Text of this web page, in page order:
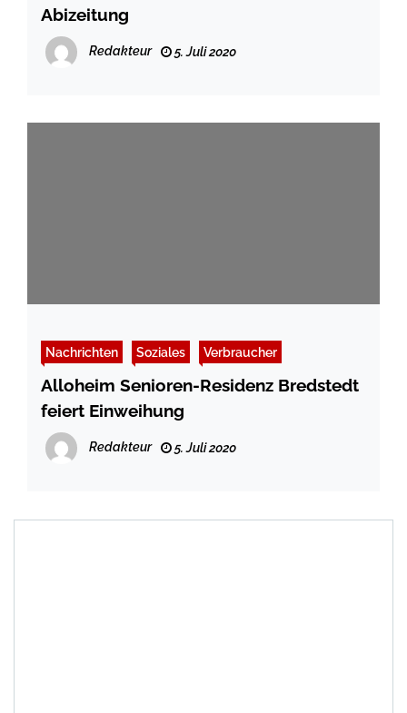
Abizeitung
Redakteur 5. Juli 2020
Nachrichten Soziales Verbraucher
Alloheim Senioren-Residenz Bredstedt
feiert Einweihung
Redakteur 5. Juli 2020